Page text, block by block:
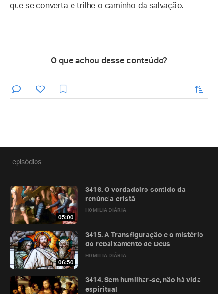
que se converta e trilhe o caminho da salvação.
O que achou desse conteúdo?
enviar
episódios
05:00
HOMILIA DIÁRIA
3416. O verdadeiro sentido da
renúncia cristã
06:50
HOMILIA DIÁRIA
3415. A Transfiguração e o mistério
do rebaixamento de Deus
3414. Sem humilhar-se, não há vida
espiritual